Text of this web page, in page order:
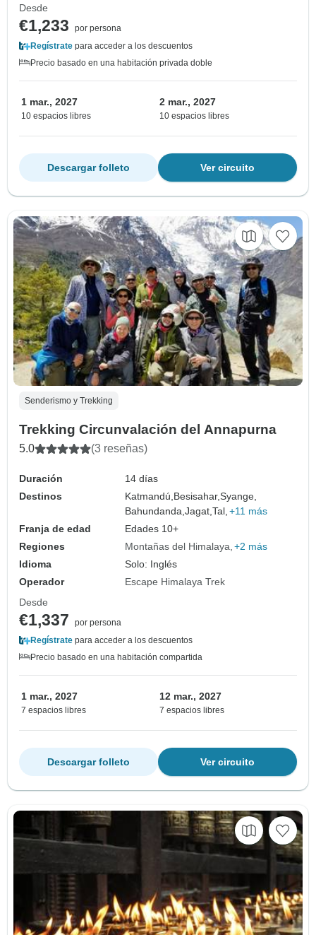
Desde
€1,233
por persona
Regístrate para acceder a los descuentos
Precio basado en una habitación privada doble
1 mar., 2027
10 espacios libres
2 mar., 2027
10 espacios libres
Ver circuito
Descargar folleto
Senderismo y Trekking
Trekking Circunvalación del Annapurna
5.0 (3 reseñas)
Duración
14 días
Destinos
Katmandú, Besisahar,Syange,
Bahundanda,Jagat,Tal, +11 más
Franja de edad
Edades 10+
Regiones
Montañas del Himalaya +2 más
Idioma
Solo: Inglés
Operador
Escape Himalaya Trek
Desde
€1,337
por persona
Regístrate para acceder a los descuentos
Precio basado en una habitación compartida
1 mar., 2027
7 espacios libres
12 mar., 2027
7 espacios libres
Ver circuito
Descargar folleto